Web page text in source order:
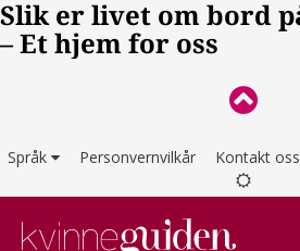
Språk Personvernvilkår Kontakt oss